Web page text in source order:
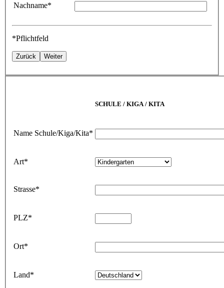
Nachname*
*Pflichtfeld
Zurück Weiter
SCHULE / KIGA / KITA
Name Schule/Kiga/Kita*
Art*
Strasse*
PLZ*
Ort*
Land*